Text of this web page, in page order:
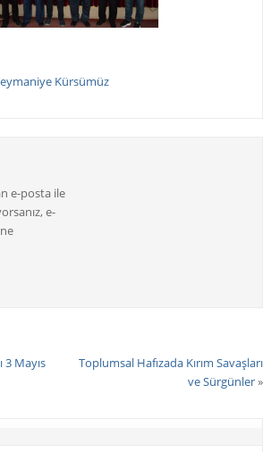
Kürsümüz
e-posta ile
e-
3 Mayıs
Toplumsal Hafızada Kırım Savaşları
ve Sürgünler»